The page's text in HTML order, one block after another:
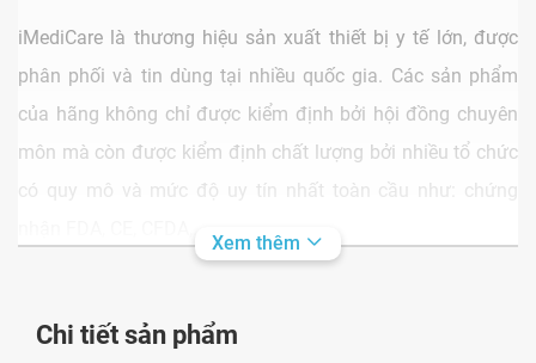
iMediCare là thương hiệu sản xuất thiết bị y tếlớn, được
phân phối và tin dùng tại nhiều quốc gia. Các sản phẩm
của hãng không chỉ được kiểm định bởi hội đồng chuyên
môn mà còn được kiểm định chất lượng bởi nhiều tổ chức
có quy mô và mức độ uy tín nhất toàn cầu như: chứng
Thành phần đi kèm trong sản phẩm
Xem thêm
Chi tiết sản phẩm